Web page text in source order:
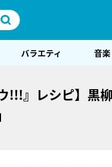
バラエティ 音楽
!!!』レシピ】黒